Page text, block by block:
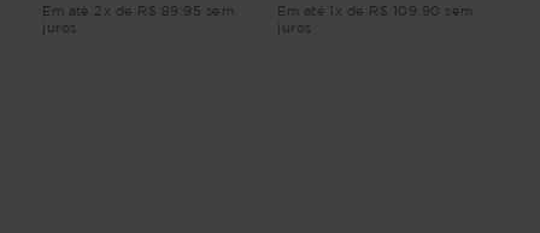
Em até 2x de R$ 89,95 sem
juros
Em até 1x de R$ 109,90 sem
juros